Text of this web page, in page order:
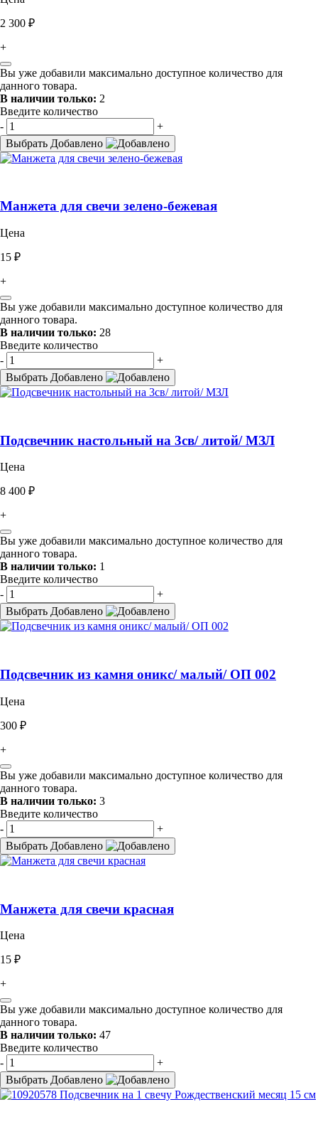
2 300 ₽
+
Вы уже добавили максимально доступное количество для
данного товара.
В наличии только: 2
Введите количество
-
+
Выбрать Добавлено
Манжета для свечи зелено-бежевая
Цена
15 ₽
+
Вы уже добавили максимально доступное количество для
данного товара.
В наличии только: 28
Введите количество
-
+
Выбрать Добавлено
Подсвечник настольный на 3св/ литой/ МЗЛ
Цена
8 400 ₽
+
Вы уже добавили максимально доступное количество для
данного товара.
В наличии только: 1
Введите количество
-
+
Выбрать Добавлено
Подсвечник из камня оникс/ малый/ ОП 002
Цена
300 ₽
+
Вы уже добавили максимально доступное количество для
данного товара.
В наличии только: 3
Введите количество
-
+
Выбрать Добавлено
Манжета для свечи красная
Цена
15 ₽
+
Вы уже добавили максимально доступное количество для
данного товара.
В наличии только: 47
Введите количество
-
+
Выбрать Добавлено